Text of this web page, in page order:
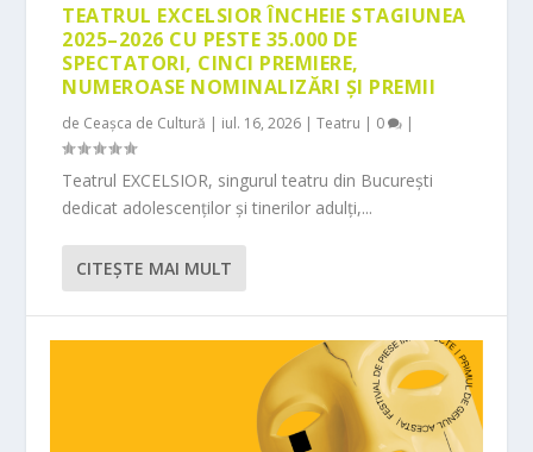
TEATRUL EXCELSIOR ÎNCHEIE STAGIUNEA
2025–2026 CU PESTE 35.000 DE
SPECTATORI, CINCI PREMIERE,
NUMEROASE NOMINALIZĂRI ȘI PREMII
de Ceașca de Cultură | iul. 16, 2026 |Teatru | 0 |
Teatrul EXCELSIOR, singurul teatru din București
dedicat adolescenților și tinerilor adulți,...
CITEŞTE MAI MULT